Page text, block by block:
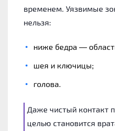
временем. Уязвимые
нельзя:
ниже бедра —
шея и ключицы;
голова.
Даже чистый контакт
целью становится